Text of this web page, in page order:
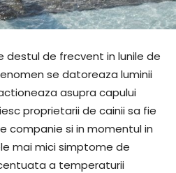
destul de frecvent in lunile de
se datoreaza luminii
asupra capului
proprietarii de cainii sa fie
companie si in momentul in
mai mici simptome de
a temperaturii